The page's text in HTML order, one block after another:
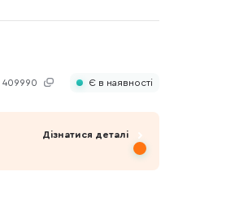
409990 Є в наявності
Дізнатися деталі